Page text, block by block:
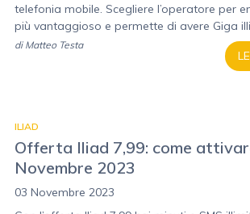
telefonia mobile. Scegliere l’operatore per
più vantaggioso e permette di avere Giga
di Matteo Testa
ILIAD
Offerta Iliad 7,99: come
Novembre 2023
03 Novembre 2023